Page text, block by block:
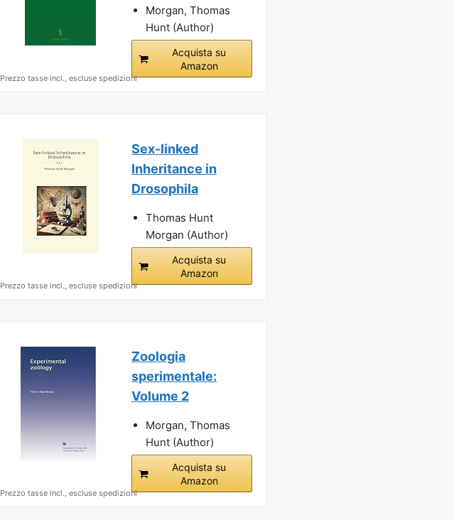
Morgan, Thomas
Hunt (Author)
Acquista su
Amazon
Prezzo tasse incl., escluse spedizioni
Sex-linked
Inheritance in
Drosophila
Thomas Hunt
Morgan (Author)
Acquista su
Amazon
Prezzo tasse incl., escluse spedizioni
Zoologia
sperimentale:
Volume 2
Morgan, Thomas
Hunt (Author)
Acquista su
Amazon
Prezzo tasse incl., escluse spedizioni